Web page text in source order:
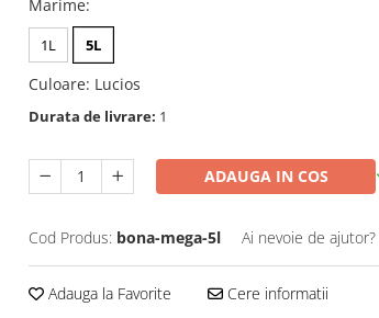
Marime:
1L 5L
Culoare: Lucios
Durata de livrare: 1
ADAUGA IN COS
Cod Produs: bona-mega-5l Ai nevoie de ajutor?
Adauga la Favorite Cere informatii